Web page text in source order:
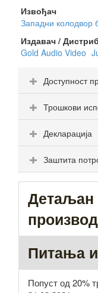
Извођач
Западни колодвор
Издавач /
Gold Audio Video
Доступност
Трошкови
Декларација
Заштита
Детаљан
Питања
Попуст од 20%